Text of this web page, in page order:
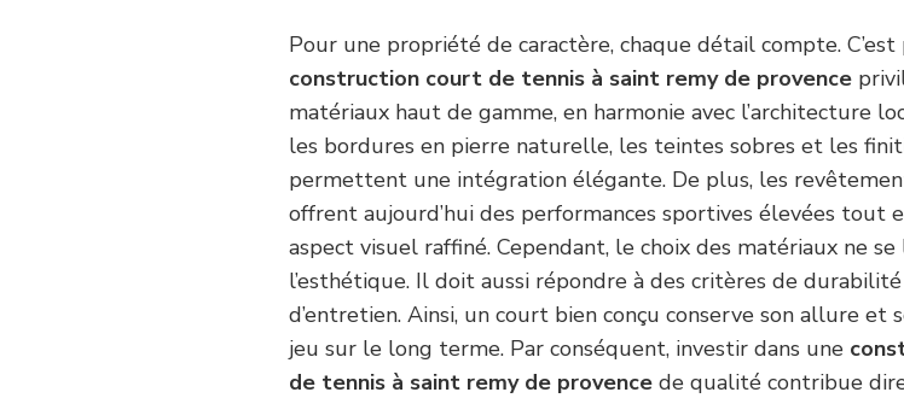
Pour une propriété de caractère, chaque détail compte.
construction court de tennis à saint remy de provence
matériaux haut de gamme, en harmonie avec l’architecture
les bordures en pierre naturelle, les teintes sobres et les
permettent une intégration élégante. De plus, les
offrent aujourd’hui des performances sportives élevées tout
aspect visuel raffiné. Cependant, le choix des matériaux ne
l’esthétique. Il doit aussi répondre à des critères de
d’entretien. Ainsi, un court bien conçu conserve son allure et
jeu sur le long terme. Par conséquent, investir dans une
de tennis à saint remy de provence de qualité contribue